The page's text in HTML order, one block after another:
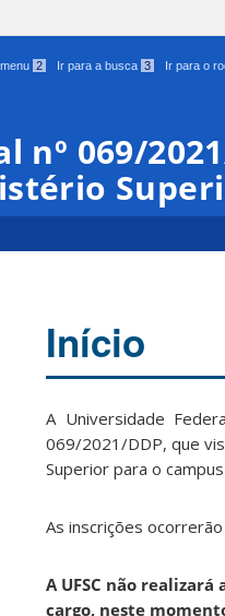
2 Ir para a busca 3 Ir para o
nº 069/
Início
A Universidade
069/2021/DDP, que
Superior para o
As inscrições
A UFSC não
cargo, neste